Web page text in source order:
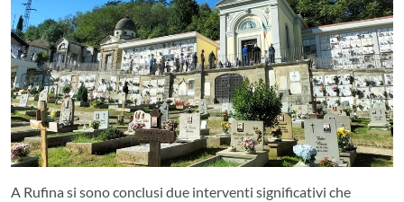
A Rufina si sono conclusi due interventi significativi che